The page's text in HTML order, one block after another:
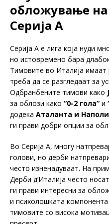
обложување
Серија А
Серија А е лига која нуди
но истовремено бара
Тимовите во Италија имаат
треба да се разгледаат за
Одбранбените тимови како
за облози како “0-2 гола” и
додека Аталанта и Наполи
ги прави добри опции за
Во Серија А, многу
голови, но дерби
често изненадуваат. На
Дерби д’Италија често
ги прави интересни за
и психолошката
тимовите со висока